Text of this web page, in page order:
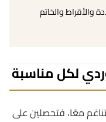
والأقراط والخاتم
لكل مناسبة
معًا، فتحصلين على